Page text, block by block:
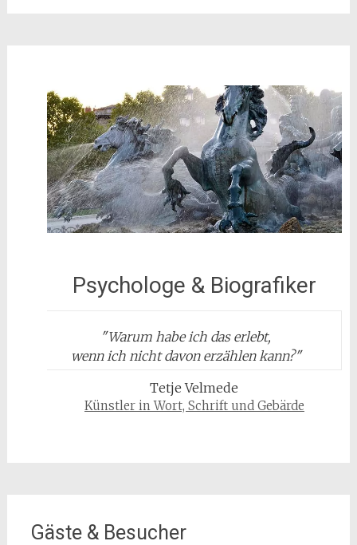
Psychologe & Biografiker
"Warum habe ich das erlebt,
wenn ich nicht davon erzählen kann?"
Tetje Velmede
Künstler in Wort, Schrift und Gebärde
Gäste & Besucher